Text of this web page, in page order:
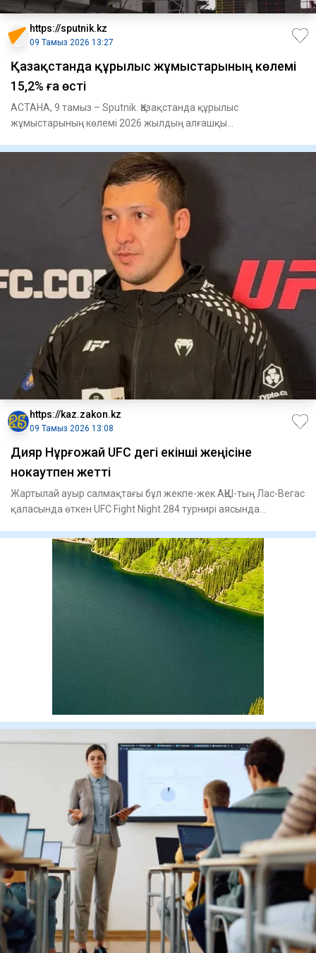
https://sputnik.kz
09 Тамыз 2026 13:27
Қазақстанда құрылыс жұмыстарының көлемі
15,2% ға өсті
АСТАНА, 9 тамыз – Sputnik. Қазақстанда құрылыс
жұмыстарының көлемі 2026 жылдың алғашқы
https://kaz.zakon.kz
09 Тамыз 2026 13:08
Дияр Нұрғожай UFC дегі екінші жеңісіне
нокаутпен жетті
Жартылай ауыр салмақтағы бұл жекпе-жек АҚШ-тың Лас-Вегас
қаласында өткен UFC Fight Night 284 турнирі аясында